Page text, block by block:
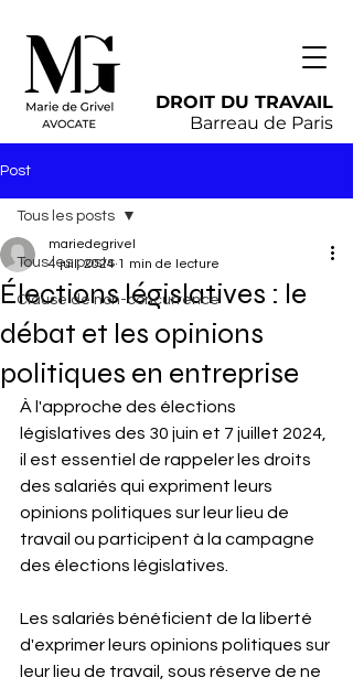
DROIT DU TRAVAIL
Barreau de Paris
Post
Tous les posts
Clause de non-concurrence
Tous les posts
Élections législatives : le
débat et les opinions
politiques en entreprise
mariedegrivel
4 juil. 2024 1 min de lecture
À l'approche des élections
législatives des 30 juin et 7 juillet 2024,
il est essentiel de rappeler les droits
des salariés qui expriment leurs
opinions politiques sur leur lieu de
travail ou participent à la campagne
des élections législatives.
Les salariés bénéficient de la liberté
d'exprimer leurs opinions politiques sur
leur lieu de travail, sous réserve de ne